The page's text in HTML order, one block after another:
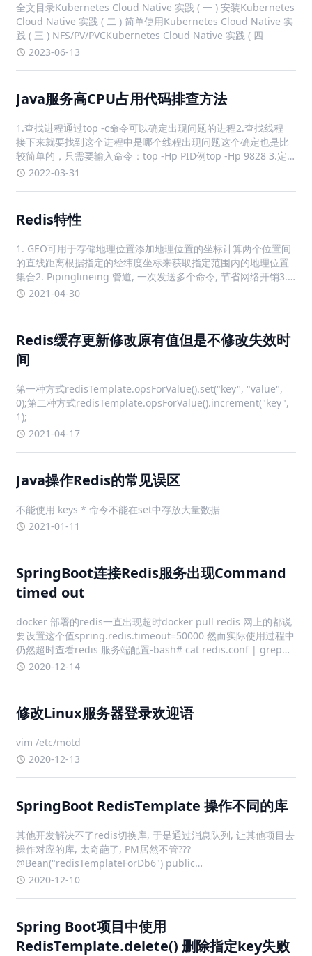
全文目录Kubernetes Cloud Native 实践 ( 一 ) 安装Kubernetes
Cloud Native 实践 ( 二 ) 简单使用Kubernetes Cloud Native 实
践 ( 三 ) NFS/PV/PVCKubernetes Cloud Native 实践 ( 四
2023-06-13
Java服务高CPU占用代码排查方法
1.查找进程通过top -c命令可以确定出现问题的进程2.查找线程
接下来就要找到这个进程中是哪个线程出现问题这个确定也是比
较简单的，只需要输入命令：top -Hp PID例top -Hp 9828 3.定
位代码jstack 进程PID | grep 线程id的16进制 -c 显示行数jstack
2022-03-31
Redis特性
1. GEO可用于存储地理位置添加地理位置的坐标计算两个位置间
的直线距离根据指定的经纬度坐标来获取指定范围内的地理位置
集合2. Pipinglineing 管道, 一次发送多个命令, 节省网络开销3.
Public/Subscribe 发布订阅, 可用于构建轻量级的消息队列, 但如
2021-04-30
Redis缓存更新修改原有值但是不修改失效时
间
第一种方式redisTemplate.opsForValue().set("key", "value",
0);第二种方式redisTemplate.opsForValue().increment("key",
1);
2021-04-17
Java操作Redis的常见误区
不能使用 keys * 命令不能在set中存放大量数据
2021-01-11
SpringBoot连接Redis服务出现Command
timed out
docker 部署的redis一直出现超时docker pull redis 网上的都说
要设置这个值spring.redis.timeout=50000 然而实际使用过程中
仍然超时查看redis 服务端配置-bash# cat redis.conf | grep
tcp-k tcp-keepali
2020-12-14
修改Linux服务器登录欢迎语
vim /etc/motd
2020-12-13
SpringBoot RedisTemplate 操作不同的库
其他开发解决不了redis切换库, 于是通过消息队列, 让其他项目去
操作对应的库, 太奇葩了, PM居然不管???
@Bean("redisTemplateForDb6") public
RedisTemplate<Object, Object>
2020-12-10
Spring Boot项目中使用
RedisTemplate.delete() 删除指定key失败